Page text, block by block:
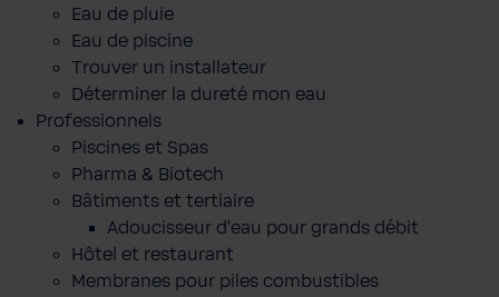
Eau de pluie
Eau de piscine
Trouver un installateur
Déterminer la dureté mon eau
Professionnels
Piscines et Spas
Pharma & Biotech
Bâtiments et tertiaire
Adoucisseur d'eau pour grands débit
Hôtel et restaurant
Membranes pour piles combustibles